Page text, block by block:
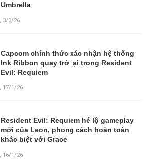
Umbrella
, 3/3/26
Capcom chính thức xác nhận hệ thống
Ink Ribbon quay trở lại trong Resident
Evil: Requiem
, 17/1/26
Resident Evil: Requiem hé lộ gameplay
mới của Leon, phong cách hoàn toàn
khác biệt với Grace
, 16/1/26